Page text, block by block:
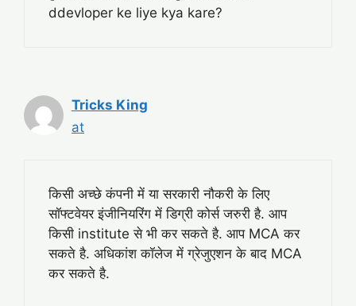
ddevloper ke liye kya kare?
Tricks King
at
किसी अच्छे कंपनी में या सरकारी नौकरी के लिए
सॉफ्टवेयर इंजीनियरिंग में डिग्री कोर्स जरुरी है. आप
किसी institute से भी कर सकते है. आप MCA कर
सकते है. अधिकांश कॉलेज में ग्रेजुएशन के बाद MCA
कर सकते है.